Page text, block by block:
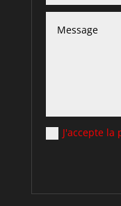
J'accepte